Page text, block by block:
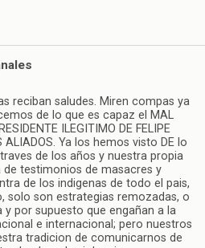
reciban saludes. Miren compas ya
de lo que es capaz el MAL
ILEGITIMO DE FELIPE
ALIADOS. Ya los hemos visto DE lo
de los años y nuestra propia
de testimonios de masacres y
de los indigenas de todo el pais,
solo son estrategias remozadas, o
por supuesto que engañan a la
e internacional; pero nuestros
tradicion de comunicarnos de